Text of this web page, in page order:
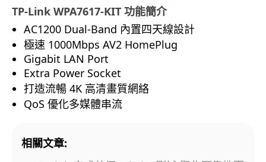
TP-Link WPA7617-KIT 功能簡介
AC1200 Dual-Band 內置四天線設計
極速 1000Mbps AV2 HomePlug
Gigabit LAN Port
Extra Power Socket
打造流暢 4K 高清畫質網絡
QoS 優化多媒體串流
相關文章: